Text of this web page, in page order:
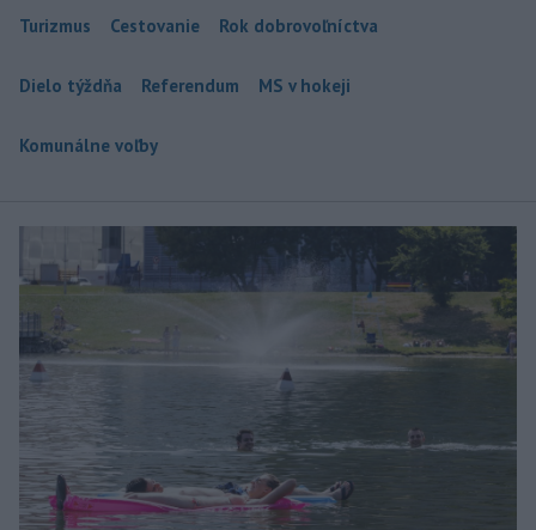
Turizmus Cestovanie Rok dobrovoľníctva
Dielo týždňa Referendum MS v hokeji
Komunálne voľby